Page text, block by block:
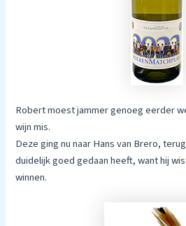
Robert moest jammer genoeg eerder
wijn mis.
Deze ging nu naar Hans van Brero,
duidelijk goed gedaan heeft, want hij
winnen.